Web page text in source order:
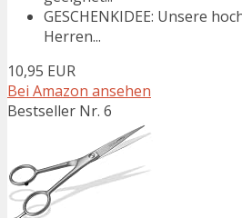
GESCHENKIDEE: Unsere
Herren...
10,95 EUR
Bei Amazon ansehen
Bestseller Nr. 6